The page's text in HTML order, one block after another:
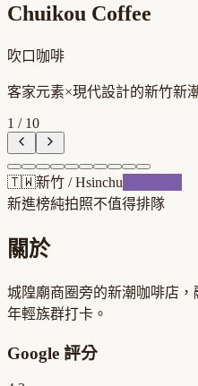
Chuikou Coffee
吹口咖啡
客家元素×現代設計的新竹新
1 / 10
🇹🇼新竹 /Hsinchu
新進榜純拍照不值得排隊
關於
城隍廟商圈旁的新潮咖啡店，
年輕族群打卡。
Google 評分